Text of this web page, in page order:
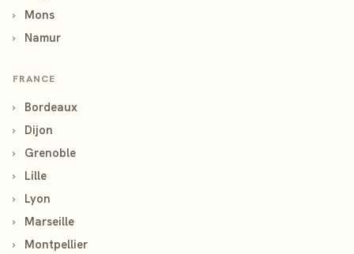
›
Mons
›
Namur
FRANCE
›
Bordeaux
›
Dijon
›
Grenoble
›
Lille
›
Lyon
›
Marseille
›
Montpellier